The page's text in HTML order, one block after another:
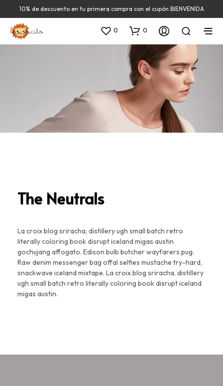
10% de descuento en tu primera compra con el cupón BIENVENIDA
0 0
The Neutrals
La croix blog sriracha, distillery ugh small batch retro
literally coloring book disrupt iceland migas austin
gochujang affogato. Edison bulb butcher wayfarers pug.
Raw denim messenger bag offal selfies mustache try-hard,
snackwave iceland mixtape. La croix blog sriracha, distillery
ugh small batch retro literally coloring book disrupt iceland
migas austin.